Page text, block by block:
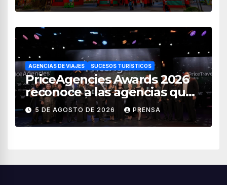
AGENCIAS DE VIAJES SUCESOS TURÍSTICOS
PriceAgencies Awards 2026
reconoce a las agencias que
impulsan el crecimiento del
turismo en México
5 DE AGOSTO DE 2026 PRENSA